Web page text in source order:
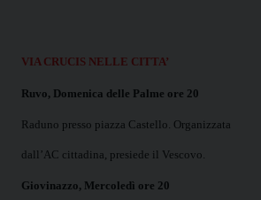
VIA CRUCIS NELLE CITTA’
Ruvo, Domenica delle Palme ore 20
Raduno presso piazza Castello. Organizzata
dall’AC cittadina, presiede il Vescovo.
Giovinazzo, Mercoledì ore 20